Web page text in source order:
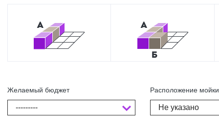
Желаемый бюджет
---------
Расположение мойки
Не указано